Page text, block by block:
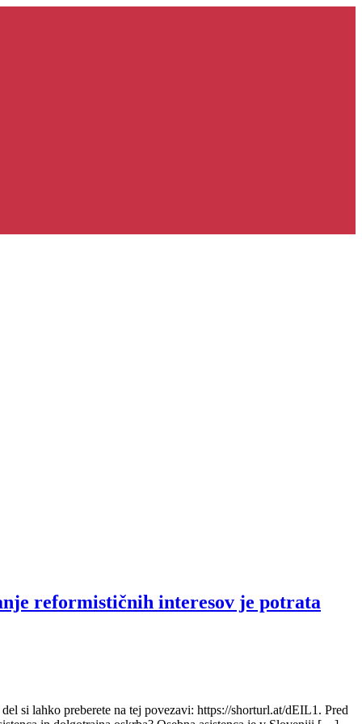
reformističnih interesov je potrata
si lahko preberete na tej povezavi: https://shorturl.at/dEIL1. Pred